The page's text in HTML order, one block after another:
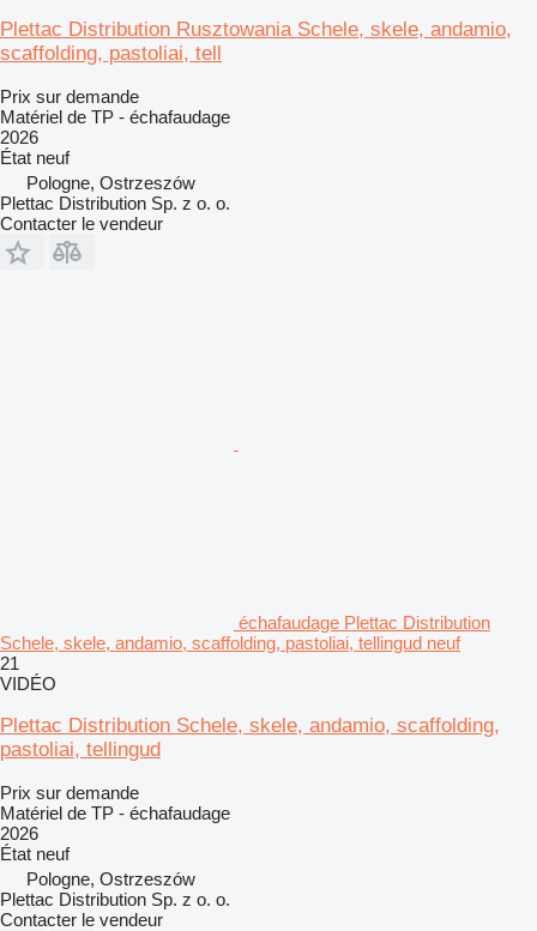
Plettac Distribution Rusztowania Schele, skele, andamio,
scaffolding, pastoliai, tell
Prix sur demande
Matériel de TP - échafaudage
2026
État neuf
Pologne, Ostrzeszów
Plettac Distribution Sp. z o. o.
Contacter le vendeur
échafaudage Plettac Distribution
Schele, skele, andamio, scaffolding, pastoliai, tellingud neuf
21
VIDÉO
Plettac Distribution Schele, skele, andamio, scaffolding,
pastoliai, tellingud
Prix sur demande
Matériel de TP - échafaudage
2026
État neuf
Pologne, Ostrzeszów
Plettac Distribution Sp. z o. o.
Contacter le vendeur